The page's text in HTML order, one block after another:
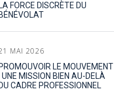
LA FORCE DISCRÈTE DU
BÉNÉVOLAT
MAI 2026
PROMOUVOIR LE MOUVEMENT
UNE MISSION BIEN AU-DELÀ
DU CADRE PROFESSIONNEL